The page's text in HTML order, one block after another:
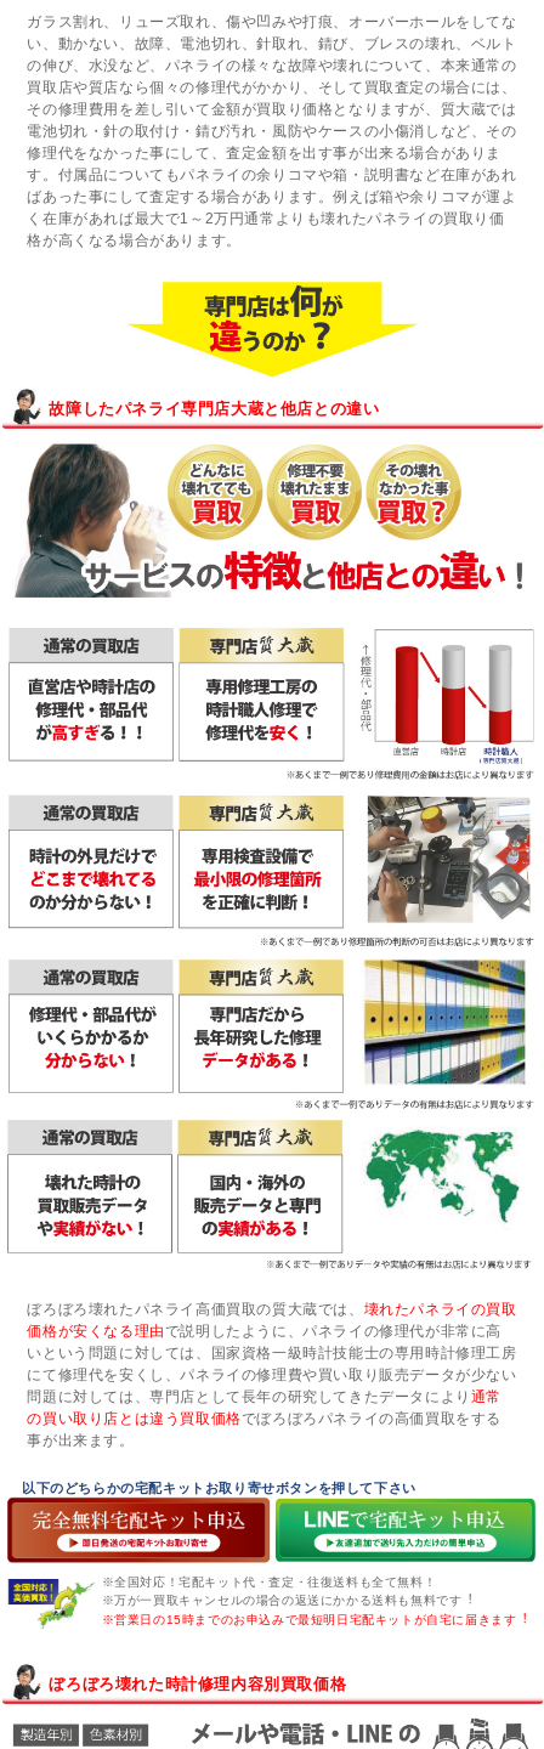
ガラス割れ、リューズ取れ、傷や凹みや打痕、オーバーホールをしてな
い、動かない、故障、電池切れ、針取れ、錆び、ブレスの壊れ、ベルト
の伸び、水没など、パネライの様々な故障や壊れについて、本来通常の
買取店や質店なら個々の修理代がかかり、そして買取査定の場合には、
その修理費用を差し引いて金額が買取り価格となりますが、質大蔵では
電池切れ・針の取付け・錆び汚れ・風防やケースの小傷消しなど、その
修理代をなかった事にして、査定金額を出す事が出来る場合がありま
す。付属品についてもパネライの余りコマや箱・説明書など在庫があれ
ばあった事にして査定する場合があります。例えば箱や余りコマが運よ
く在庫があれば最大で1～2万円通常よりも壊れたパネライの買取り価
格が高くなる場合があります。
故障したパネライ専門店大蔵と他店との違い
ぼろぼろ壊れたパネライ高価買取の質大蔵では、 壊れたパネライの買取
価格が安くなる理由で説明したように、パネライの修理代が非常に高
いという問題に対しては、国家資格一級時計技能士の専用時計修理工房
にて修理代を安くし、パネライの修理費や買い取り販売データが少ない
問題に対しては、専門店として長年の研究してきたデータにより 通常
の買い取り店とは違う買取価格でぼろぼろパネライの高価買取をする
事が出来ます。
以下のどちらかの宅配キットお取り寄せボタンを押して下さい
※全国対応！宅配キット代・査定・往復送料も全て無料！
※万が一買取キャンセルの場合の返送にかかる送料も無料です︕
※営業日の15時までのお申込みで最短明日宅配キットが自宅に届きます︕
ぼろぼろ壊れた時計修理内容別買取価格